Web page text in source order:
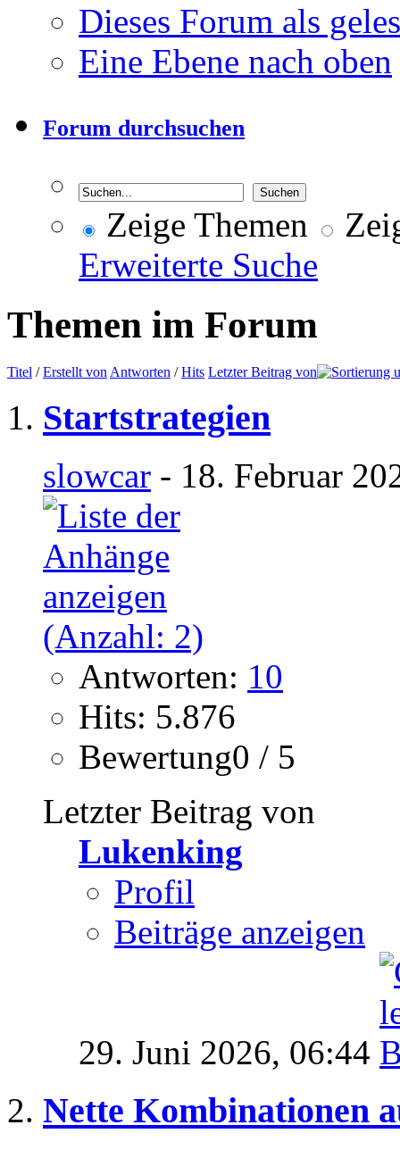
Dieses Forum als
Eine Ebene nach oben
Forum durchsuchen
Zeige Themen
Erweiterte Suche
Themen im Forum
Titel /Erstellt von Antworten /Hits Letzter Beitrag von
Startstrategien
slowcar - 18. Februar
Antworten: 10
Hits: 5.876
Bewertung0 / 5
Letzter Beitrag von
Lukenking
Profil
Beiträge anzeigen
29. Juni 2026, 06:44
Nette Kombinationen